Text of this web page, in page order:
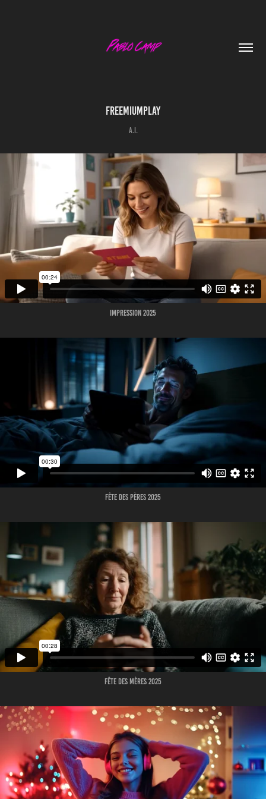
FreemiumPlay
A.I.
IMPRESSION 2025
FÊTE DES PÈRES 2025
FÊTE DES MÈRES 2025